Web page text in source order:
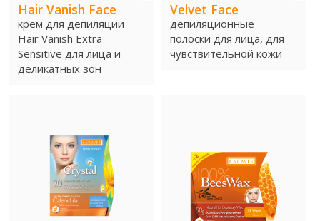
Уход за кожей
Azulene Mask
ВЫ ЗНАЛИ?
ГДЕ НАЙТИ
КОМПАНИЯ
Hair Vanish Face
крем для депиляции
Hair Vanish Extra
Sensitive для лица и
деликатных зон
Velvet Face
депиляционные
полоски для лица, для
чувствительной кожи